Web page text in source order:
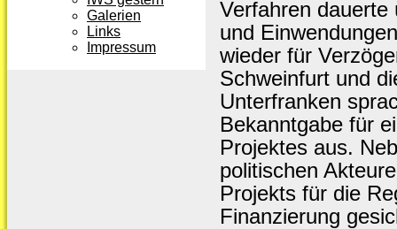
Verfahren dauerte
und
wieder für
Schweinfurt und
Unterfranken
Bekanntgabe für
Projektes aus.
politischen
Projekts für die
Finanzierung
Galerien
Links
Impressum